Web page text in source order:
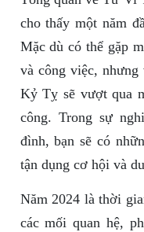
cho thấy một năm
Mặc dù có thể gặp
và công việc,
Kỷ Tỵ sẽ vượt qua
công. Trong sự
đình, bạn sẽ có
tận dụng cơ hội và
Năm 2024 là thời
các mối quan hệ,